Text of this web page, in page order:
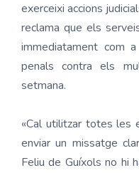
exerceixi accions
reclama que els
immediatament com
penals contra els
setmana.
«Cal utilitzar totes les
enviar un missatge
Feliu de Guíxols no hi